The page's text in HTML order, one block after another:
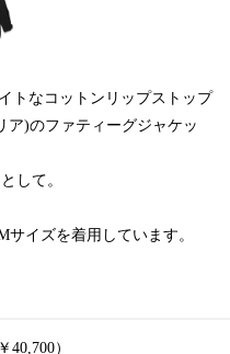
トなコットンリップストップ
ア)のファティーグジャケッ
して。
サイズを着用しています。
）